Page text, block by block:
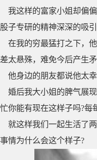
我这样的富家小姐却偏
股子专研的精神深深的吸引
在我的穷最猛打之下，
差太悬殊，难免今后产生
他身边的朋友都说他太
婚后我大小姐的脾气展
忙你能有现在这样子吗?每
就这样我们一起生活了
事情为什么会这个样子?